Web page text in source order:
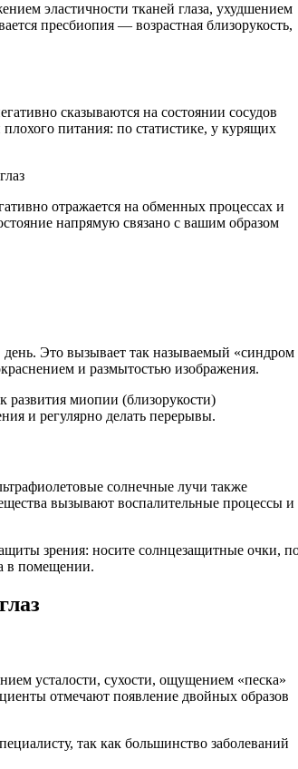
эластичности тканей глаза, ухудшением
пресбиопия — возрастная близорукость,
сказываются на состоянии сосудов
питания: по статистике, у курящих
отражается на обменных процессах и
напрямую связано с вашим образом
Это вызывает так называемый «синдром
и размытостью изображения.
развития миопии (близорукости)
и регулярно делать перерывы.
солнечные лучи также
вызывают воспалительные процессы и
зрения: носите солнцезащитные очки,
в помещении.
усталости, сухости, ощущением «песка»
отмечают появление двойных образов
так как большинство заболеваний